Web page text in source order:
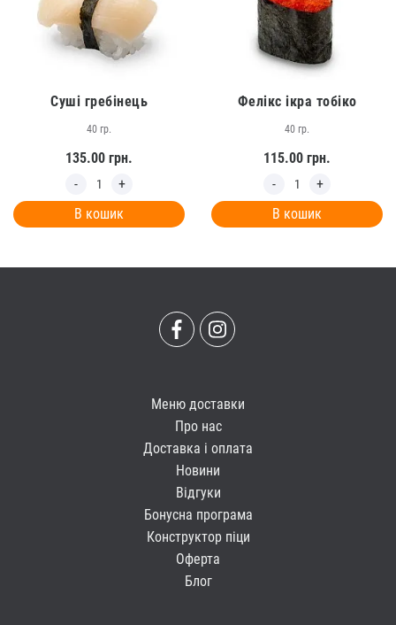
Суші гребінець
40 гр.
135.00 грн.
В кошик
Фелікс ікра тобіко
40 гр.
115.00 грн.
В кошик
Меню доставки
Про нас
Доставка і оплата
Новини
Відгуки
Бонусна програма
Конструктор піци
Оферта
Блог